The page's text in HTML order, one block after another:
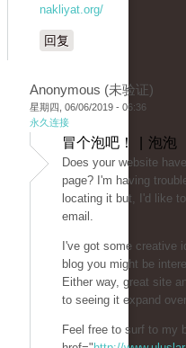
nakliyat.org/
回复
Anonymous (未验证)
星期四, 06/06/2019 - 06:36
永久连接
冒个泡吧！ | 泡泡
Does your website
page? I'm having
locating it but, I'd like
email.
I've got some creative
blog you might be
Either way, great site
to seeing it expand
Feel free to surf to my